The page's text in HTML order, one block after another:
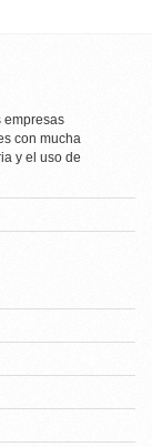
empresas
con mucha
y el uso de